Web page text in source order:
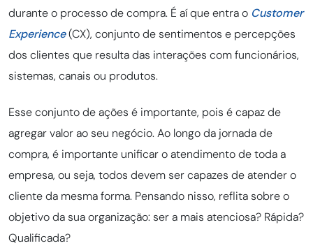
durante o processo de compra. É aí que entra o Customer
Experience(CX), conjunto de sentimentos e percepções
dos clientes que resulta ​​das interações com funcionários,
sistemas, canais ou produtos.
Esse conjunto de ações é importante, pois é capaz de
agregar valor ao seu negócio. Ao longo da jornada de
compra, é importante unificar o atendimento de toda a
empresa, ou seja, todos devem ser capazes de atender o
cliente da mesma forma. Pensando nisso, reflita sobre o
objetivo da sua organização: ser a mais atenciosa? Rápida?
Qualificada?